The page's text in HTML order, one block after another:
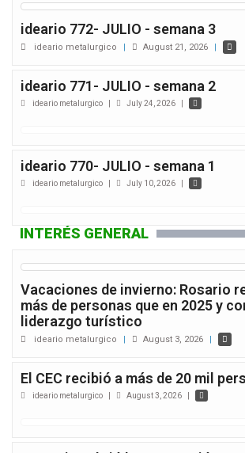
ideario 772- JULIO - semana 3
ideario metalurgico | August 21, 2026 |
ideario 771- JULIO - semana 2
ideario metalurgico July 24, 2026
ideario 770- JULIO - semana 1
ideario metalurgico July 10, 2026
INTERÉS GENERAL
Vacaciones de invierno: Rosario
más de personas que en 2025 y
liderazgo turístico
ideario metalurgico | August 3, 2026 |
El CEC recibió a más de 20 mil
ideario metalurgico August 3, 2026